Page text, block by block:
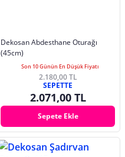
Dekosan Abdesthane Oturağı
(45cm)
Son 10 Günün En Düşük Fiyatı
2.180,00 TL
SEPETTE
2.071,00 TL
Sepete Ekle